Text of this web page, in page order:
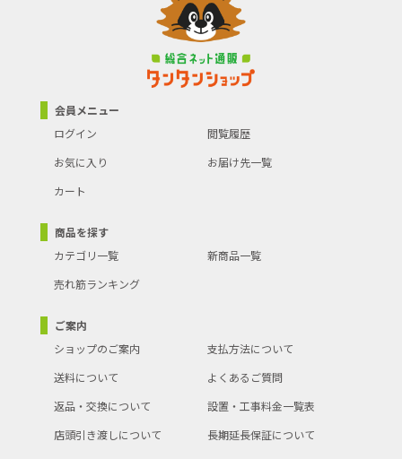
会員メニュー
ログイン
閲覧履歴
お気に入り
お届け先一覧
カート
商品を探す
カテゴリ一覧
新商品一覧
売れ筋ランキング
ご案内
ショップのご案内
支払方法について
送料について
よくあるご質問
返品・交換について
設置・工事料金一覧表
店頭引き渡しについて
長期延長保証について